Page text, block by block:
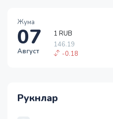
Жума
07
Август
1 USD
11915.64
28.92
1 RUB
Рукнлар